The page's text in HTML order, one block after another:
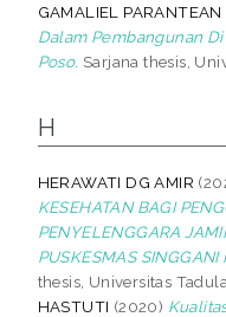
GAMALIEL PARANTEAN
Dalam Pembangunan
Poso. Sarjana thesis,
H
HERAWATI DG AMIR
KESEHATAN BAGI
PENYELENGGARA
PUSKESMAS
thesis, Universitas
HASTUTI (2020)